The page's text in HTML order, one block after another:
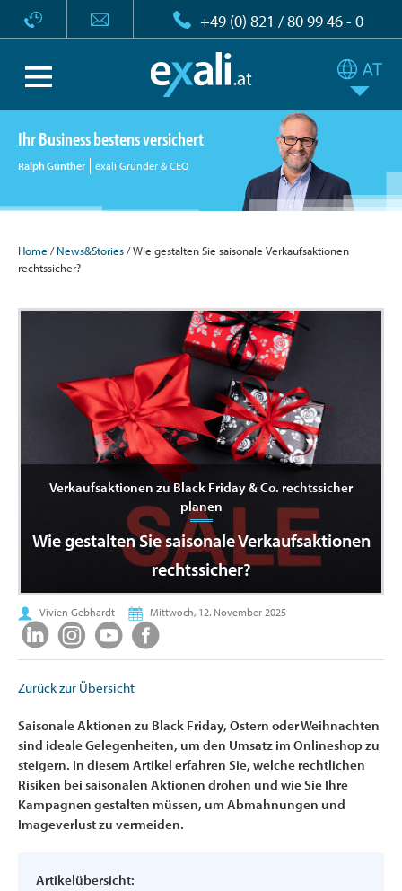
+49 (0) 821 / 80 99 46 - 0
Ihr Business bestens versichert
Ralph Günther exali Gründer & CEO
Home /News&Stories/ Wie gestalten Sie saisonale Verkaufsaktionen
rechtssicher?
Verkaufsaktionen zu Black Friday & Co. rechtssicher
planen
Wie gestalten Sie saisonale Verkaufsaktionen
rechtssicher?
Vivien Gebhardt Mittwoch, 12. November 2025
Zurück zur Übersicht
Saisonale Aktionen zu Black Friday, Ostern oder Weihnachten
sind ideale Gelegenheiten, um den Umsatz im Onlineshop zu
steigern. In diesem Artikel erfahren Sie, welche rechtlichen
Risiken bei saisonalen Aktionen drohen und wie Sie Ihre
Kampagnen gestalten müssen, um Abmahnungen und
Imageverlust zu vermeiden.
Artikelübersicht: